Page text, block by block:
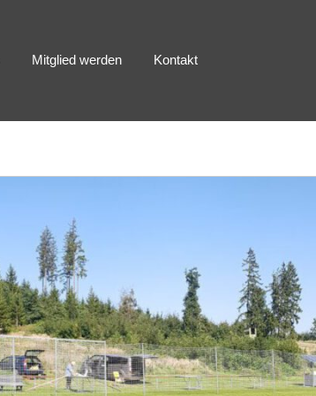
Mitglied werden Kontakt